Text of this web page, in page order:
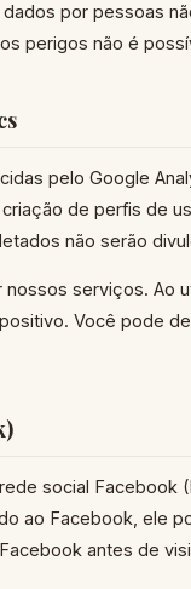
por pessoas
perigos não é
pelo Google
de perfis de
não serão
serviços. Ao
Você pode
social Facebook
ao Facebook, ele
antes de